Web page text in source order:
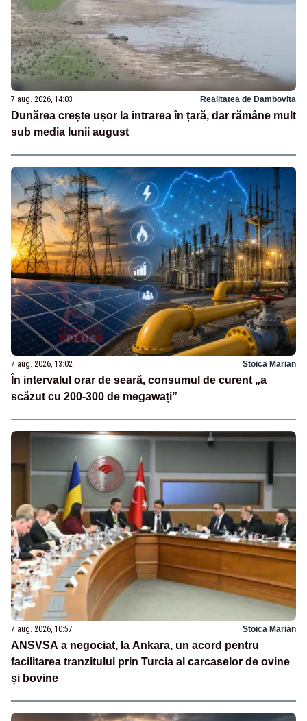
7 aug. 2026, 14:03 Realitatea de Dambovita
Dunărea crește ușor la intrarea în țară, dar rămâne mult
sub media lunii august
7 aug. 2026, 13:02 Stoica Marian
În intervalul orar de seară, consumul de curent „a
scăzut cu 200-300 de megawați”
7 aug. 2026, 10:57 Stoica Marian
ANSVSA a negociat, la Ankara, un acord pentru
facilitarea tranzitului prin Turcia al carcaselor de ovine
și bovine